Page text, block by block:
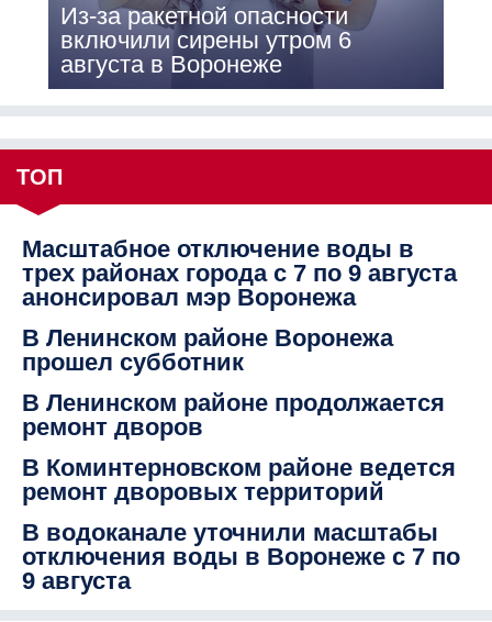
Из-за ракетной опасности
включили сирены утром 6
августа в Воронеже
ТОП
Масштабное отключение воды в
трех районах города с 7 по 9 августа
анонсировал мэр Воронежа
В Ленинском районе Воронежа
прошел субботник
В Ленинском районе продолжается
ремонт дворов
В Коминтерновском районе ведется
ремонт дворовых территорий
В водоканале уточнили масштабы
отключения воды в Воронеже с 7 по
9 августа